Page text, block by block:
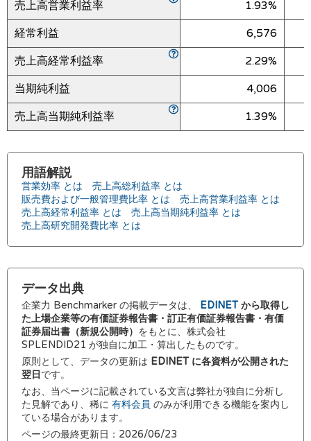
売上高営業利益率
1.93%
経常利益
6,576
売上高経常利益率
2.29%
当期純利益
4,006
売上高当期純利益率
1.39%
用語解説
営業効率 とは
売上高総利益率 とは
販売費および一般管理費比率 とは
売上高営業利益率 とは
売上高経常利益率 とは
売上高当期純利益率 とは
売上高研究開発費比率 とは
データ出典
企業力 Benchmarker の掲載データは、 EDINETから取得し
た上場企業等の有価証券報告書・訂正有価証券報告書・有価
証券届出書（新規公開時） をもとに、株式会社
SPLENDID21 が独自に加工・算出したものです。
原則として、データの更新は EDINET に各資料が公開された
翌日 です。
なお、当ページに記載されている文言は弊社が独自に分析し
た見解であり、稀に 有料会員 のみが利用できる機能を案内し
ている場合があります。
ページの最終更新日：2026/06/23